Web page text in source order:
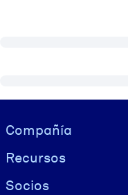
Visually hidden Text
Compañía
Recursos
Socios